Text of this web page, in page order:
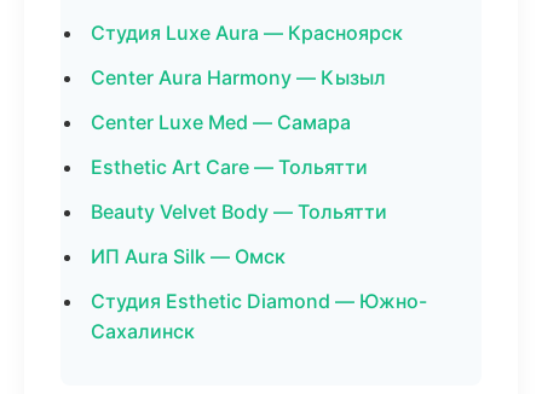
Студия Luxe Aura — Красноярск
Center Aura Harmony — Кызыл
Center Luxe Med — Самара
Esthetic Art Care — Тольятти
Beauty Velvet Body — Тольятти
ИП Aura Silk — Омск
Студия Esthetic Diamond — Южно-
Сахалинск